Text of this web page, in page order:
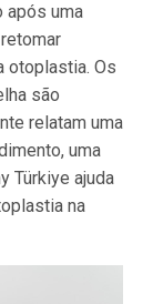
após uma
otoplastia. Os
são
relatam uma
uma
Türkiye ajuda
na